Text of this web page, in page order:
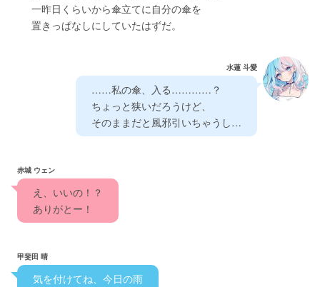
一昨日くらいから傘立てに自分の傘を
置きっぱなしにしていたはずだ。
水蓮 斗愛
……私の傘、入る…………？
ちょっと狭いだろうけど、
そのままだと風邪引いちゃうし…
赤城 ウェン
え、いいの！？
ありがとー！
甲斐田 晴
気を付けてね、今日の雨